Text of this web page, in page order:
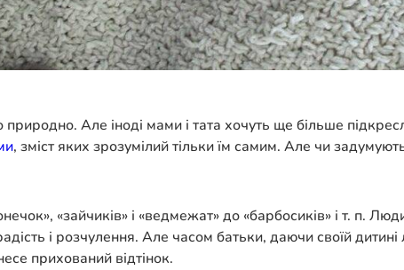
Але іноді мами і тата хочуть ще більше
, зміст яких зрозумілий тільки їм самим. Але чи
«зайчиків» і «ведмежат» до «барбосиків» і т. п.
і розчулення. Але часом батьки, даючи своїй
прихований відтінок.